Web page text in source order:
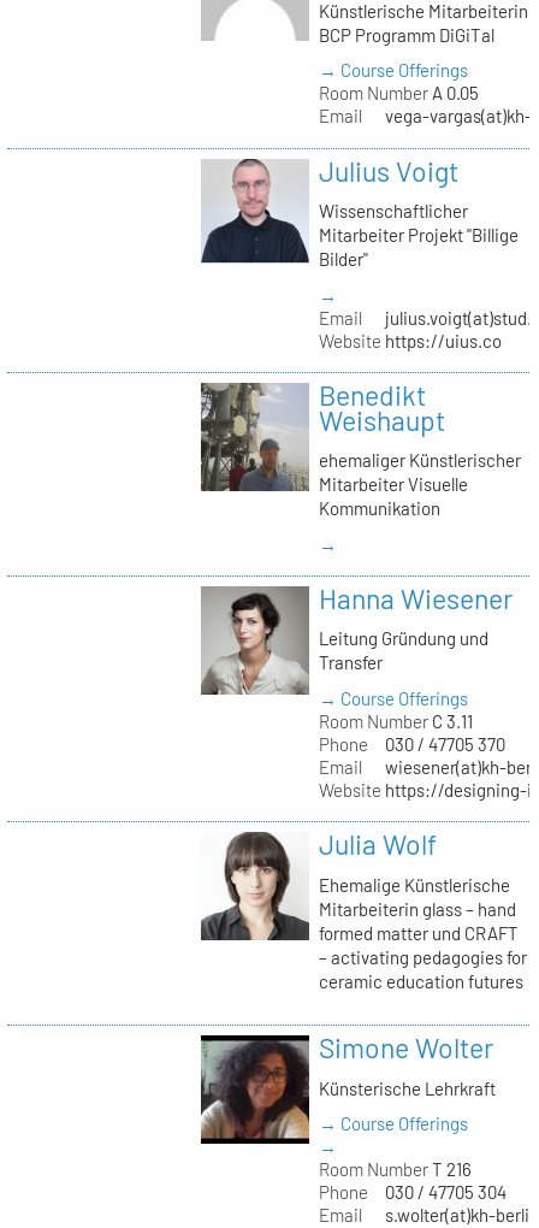
Künstlerische Mitarbeiterin
BCP Programm DiGiTal
→ Course Offerings
Room NumberA 0.05
Email
vega-vargas(at)kh-
Julius Voigt
Wissenschaftlicher
Mitarbeiter Projekt "Billige
Bilder"
→
Email
Website https://uius.co
Benedikt
Weishaupt
ehemaliger Künstlerischer
Mitarbeiter Visuelle
Kommunikation
→
Hanna Wiesener
Leitung Gründung und
Transfer
→ Course Offerings
Room NumberC 3.11
Phone
030 / 47705 370
Email
wiesener(at)kh-
Website https://designing-
Julia Wolf
Ehemalige Künstlerische
Mitarbeiterin glass – hand
formed matter und CRAFT
– activating pedagogies for
ceramic education futures
Simone Wolter
Künsterische Lehrkraft
→ Course Offerings
→
Room NumberT 216
Phone
030 / 47705 304
Email
s.wolter(at)kh-